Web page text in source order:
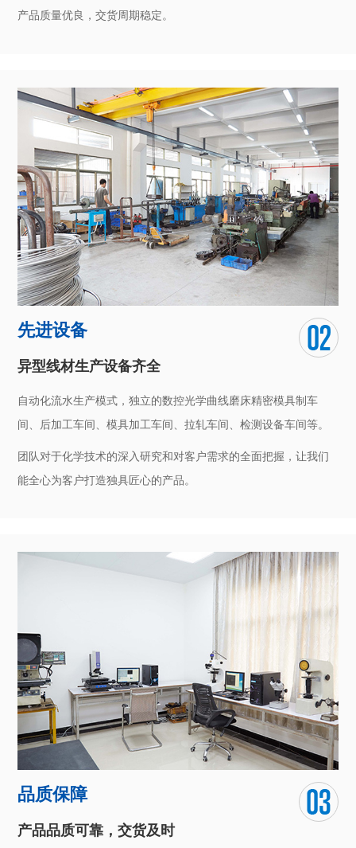
经验丰富
18年专注生产各种不锈钢、锰钢、钛等金属拉枝料异型（形）线
材，生产速度快，供货周期短。
核心技术骨干拥有十几年的表面处理技术经验，技术储备先进，
产品质量优良，交货周期稳定。
先进设备
自动化流水生产模式，独立的数控光学曲线磨床精密模具制车
间、后加工车间、模具加工车间、拉轧车间、检测设备车间等。
团队对于化学技术的深入研究和对客户需求的全面把握，让我们
能全心为客户打造独具匠心的产品。